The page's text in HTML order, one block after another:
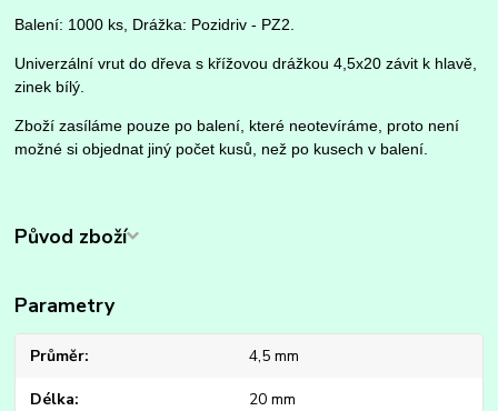
Balení: 1000 ks, Drážka: Pozidriv - PZ2.
Univerzální vrut do dřeva s křížovou drážkou 4,5x20 závit k hlavě,
zinek bílý.
Zboží zasíláme pouze po balení, které neotevíráme, proto není
možné si objednat jiný počet kusů, než po kusech v balení.
Původ zboží
Parametry
Průměr 4,5 mm
Délka 20 mm